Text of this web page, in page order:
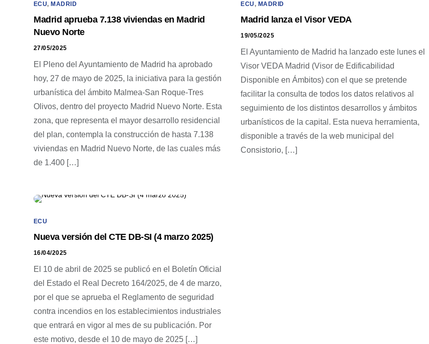
ECU, MADRID
Madrid aprueba 7.138 viviendas en Madrid
Nuevo Norte
27/05/2025
El Pleno del Ayuntamiento de Madrid ha aprobado
hoy, 27 de mayo de 2025, la iniciativa para la gestión
urbanística del ámbito Malmea-San Roque-Tres
Olivos, dentro del proyecto Madrid Nuevo Norte. Esta
zona, que representa el mayor desarrollo residencial
del plan, contempla la construcción de hasta 7.138
viviendas en Madrid Nuevo Norte, de las cuales más
de 1.400 […]
ECU, MADRID
Madrid lanza el Visor VEDA
19/05/2025
El Ayuntamiento de Madrid ha lanzado este lunes el
Visor VEDA Madrid (Visor de Edificabilidad
Disponible en Ámbitos) con el que se pretende
facilitar la consulta de todos los datos relativos al
seguimiento de los distintos desarrollos y ámbitos
urbanísticos de la capital. Esta nueva herramienta,
disponible a través de la web municipal del
Consistorio, […]
ECU
Nueva versión del CTE DB-SI (4 marzo 2025)
16/04/2025
El 10 de abril de 2025 se publicó en el Boletín Oficial
del Estado el Real Decreto 164/2025, de 4 de marzo,
por el que se aprueba el Reglamento de seguridad
contra incendios en los establecimientos industriales
que entrará en vigor al mes de su publicación. Por
este motivo, desde el 10 de mayo de 2025 […]